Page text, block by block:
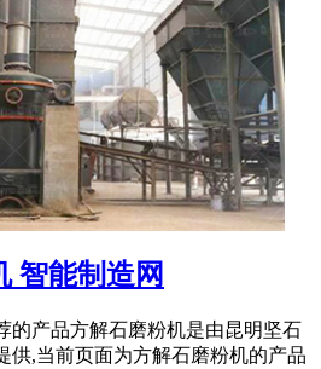
智能制造网
的产品方解石磨粉机是由昆明坚石
供,当前页面为方解石磨粉机的产品